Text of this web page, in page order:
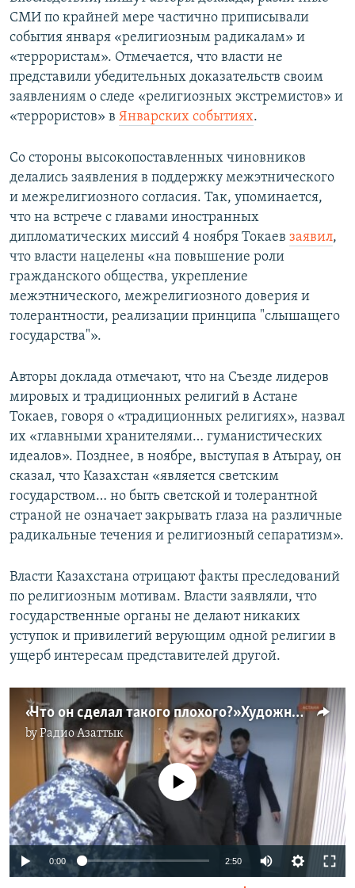
СМИ по крайней мере частично приписывали
события января «религиозным радикалам» и
«террористам». Отмечается, что власти не
представили убедительных доказательств своим
заявлениям о следе «религиозных экстремистов» и
«террористов» в Январских событиях.
Со стороны высокопоставленных чиновников
делались заявления в поддержку межэтнического
и межрелигиозного согласия. Так, упоминается,
что на встрече с главами иностранных
дипломатических миссий 4 ноября Токаев заявил,
что власти нацелены «на повышение роли
гражданского общества, укрепление
межэтнического, межрелигиозного доверия и
толерантности, реализации принципа "слышащего
государства"».
Авторы доклада отмечают, что на Съезде лидеров
мировых и традиционных религий в Астане
Токаев, говоря о «традиционных религиях», назвал
их «главными хранителями… гуманистических
идеалов». Позднее, в ноябре, выступая в Атырау, он
сказал, что Казахстан «является светским
государством… но быть светской и толерантной
страной не означает закрывать глаза на различные
радикальные течения и религиозный сепаратизм».
Власти Казахстана отрицают факты преследований
по религиозным мотивам. Власти заявляли, что
государственные органы не делают никаких
уступок и привилегий верующим одной религии в
ущерб интересам представителей другой.
«Что он сделал такого плохого?» Художника Даурена Макина приговорили к семи годам заключения
byРадио Азаттык
No media source currently available
0:00 2:50